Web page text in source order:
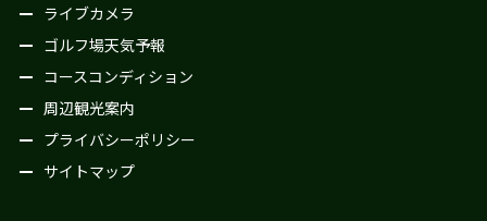
ライブカメラ
ゴルフ場天気予報
コースコンディション
周辺観光案内
プライバシーポリシー
サイトマップ